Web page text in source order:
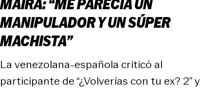
MANIPULADOR Y UN SÚPER
MACHISTA”
La venezolana-española criticó al
participante de “¿Volverías con tu ex? 2” y